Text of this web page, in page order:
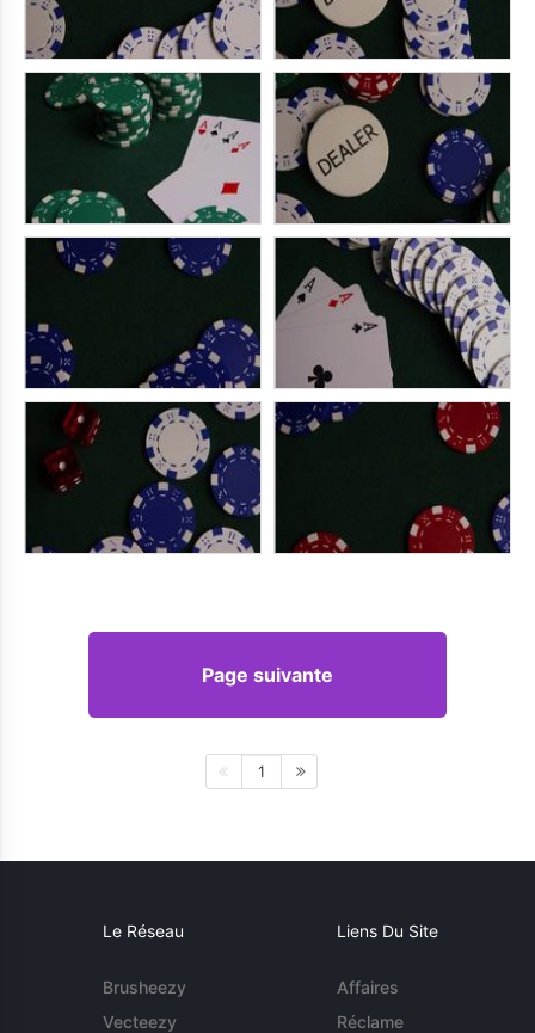
Page suivante
1
Le Réseau
Brusheezy
Vecteezy
Liens Du Site
Affaires
Réclame